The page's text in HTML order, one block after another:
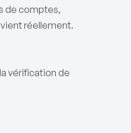
de comptes,
réellement.
vérification de